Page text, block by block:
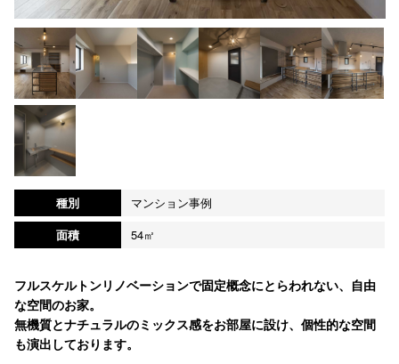
種別
マンション事例
面積
54㎡
フルスケルトンリノベーションで固定概念にとらわれない、自由
な空間のお家。
無機質とナチュラルのミックス感をお部屋に設け、個性的な空間
も演出しております。